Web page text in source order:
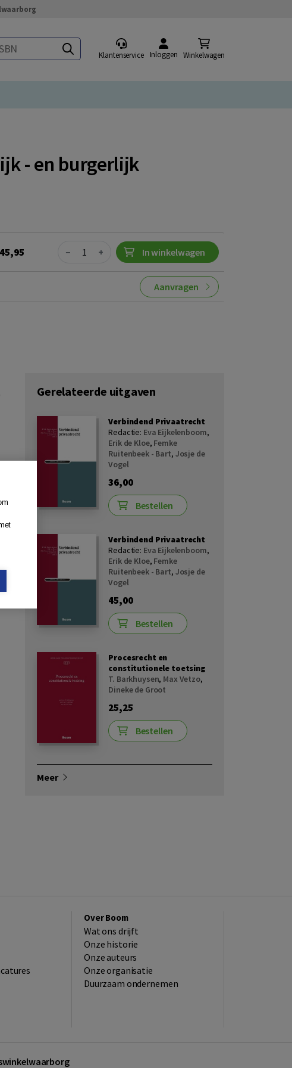
Klantenservice Inloggen Winkelwagen
- en burgerlijk
45,95 Quantity
− + In winkelwagen
Aanvragen
Gerelateerde uitgaven
Verbindend Privaatrecht
Redactie: Eva Eijkelenboom,
Erik de Kloe, Femke
Ruitenbeek - Bart, Josje de
Vogel
36,00
Bestellen
Verbindend Privaatrecht
Redactie: Eva Eijkelenboom,
Erik de Kloe, Femke
Ruitenbeek - Bart, Josje de
Vogel
45,00
Bestellen
Procesrecht en
constitutionele toetsing
T. Barkhuysen, Max Vetzo,
Dineke de Groot
25,25
Bestellen
Meer
Over Boom
Wat ons drijft
Onze historie
Onze auteurs
Onze organisatie
Duurzaam ondernemen